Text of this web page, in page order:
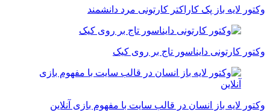
وکتور لایه باز پک کاراکتر کارتونی مرد دانشمند
وکتور کارتونی دایناسور تاج بر روی کیک
وکتور لایه باز انسان در قالب سایت با مفهوم بازی آنلاین